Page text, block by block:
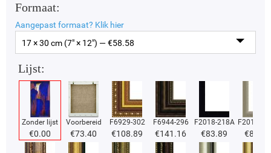
Formaat:
Aangepast formaat? Klik hier
17 × 30 cm (7" × 12") — €58.58
Lijst:
Zonder lijst
€0.00
Voorbereid
€73.40
F6929-302
€108.89
F6944-296
€141.16
F2018-218A
€83.89
F2018-
€83.89